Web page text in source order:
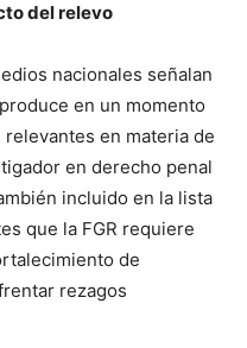
del relevo
nacionales señalan
en un momento
en materia de
en derecho penal
incluido en la lista
que la FGR requiere
de
rezagos